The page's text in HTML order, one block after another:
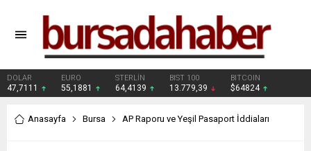
DOLAR
47,7111
EURO
55,1881
STERLİN
64,4139
BIST 100
13.779,39
BITCOIN
$64824
Anasayfa Bursa AP Raporu ve Yeşil Pasaport İddiaları